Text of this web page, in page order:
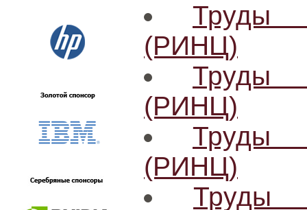
Труды
(РИНЦ)
Труды
(РИНЦ)
Труды
(РИНЦ)
Труды